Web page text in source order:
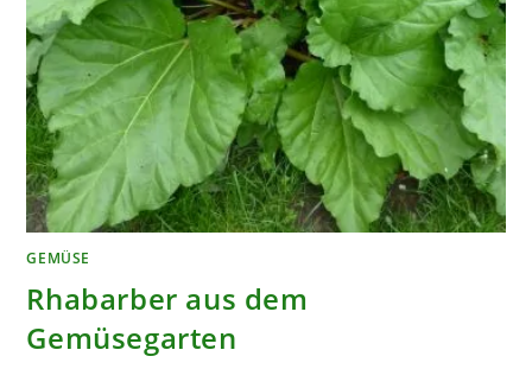
GEMÜSE
Rhabarber aus dem
Gemüsegarten